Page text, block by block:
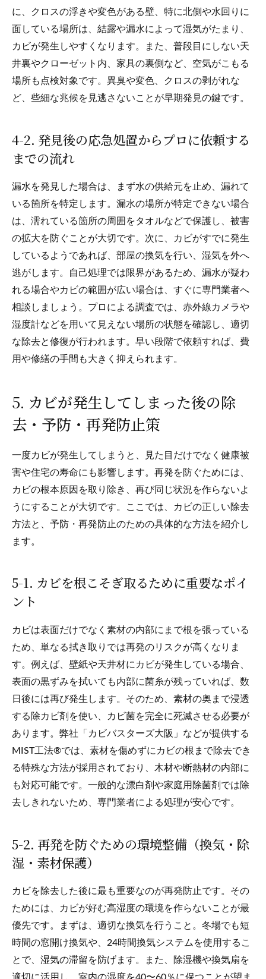
に、クロスの浮きや変色がある壁、特に北側や水回りに
面している場所は、結露や漏水によって湿気がたまり、
カビが発生しやすくなります。また、普段目にしない天
井裏やクローゼット内、家具の裏側など、空気がこもる
場所も点検対象です。異臭や変色、クロスの剥がれな
ど、些細な兆候を見逃さないことが早期発見の鍵です。
4-2. 発見後の応急処置からプロに依頼する
までの流れ
漏水を発見した場合は、まず水の供給元を止め、漏れて
いる箇所を特定します。漏水の場所が特定できない場合
は、濡れている箇所の周囲をタオルなどで保護し、被害
の拡大を防ぐことが大切です。次に、カビがすでに発生
しているようであれば、部屋の換気を行い、湿気を外へ
逃がします。自己処理では限界があるため、漏水が疑わ
れる場合やカビの範囲が広い場合は、すぐに専門業者へ
相談しましょう。プロによる調査では、赤外線カメラや
湿度計などを用いて見えない場所の状態を確認し、適切
な除去と修復が行われます。早い段階で依頼すれば、費
用や修繕の手間も大きく抑えられます。
5. カビが発生してしまった後の除
去・予防・再発防止策
一度カビが発生してしまうと、見た目だけでなく健康被
害や住宅の寿命にも影響します。再発を防ぐためには、
カビの根本原因を取り除き、再び同じ状況を作らないよ
うにすることが大切です。ここでは、カビの正しい除去
方法と、予防・再発防止のための具体的な方法を紹介し
ます。
5-1. カビを根こそぎ取るために重要なポイ
ント
カビは表面だけでなく素材の内部にまで根を張っている
ため、単なる拭き取りでは再発のリスクが高くなりま
す。例えば、壁紙や天井材にカビが発生している場合、
表面の黒ずみを拭いても内部に菌糸が残っていれば、数
日後には再び発生します。そのため、素材の奥まで浸透
する除カビ剤を使い、カビ菌を完全に死滅させる必要が
あります。弊社「カビバスターズ大阪」などが提供する
MIST工法®では、素材を傷めずにカビの根まで除去でき
る特殊な方法が採用されており、木材や断熱材の内部に
も対応可能です。一般的な漂白剤や家庭用除菌剤では除
去しきれないため、専門業者による処理が安心です。
5-2. 再発を防ぐための環境整備（換気・除
湿・素材保護）
カビを除去した後に最も重要なのが再発防止です。その
ためには、カビが好む高湿度の環境を作らないことが最
優先です。まずは、適切な換気を行うこと。冬場でも短
時間の窓開け換気や、24時間換気システムを使用するこ
とで、湿気の滞留を防げます。また、除湿機や換気扇を